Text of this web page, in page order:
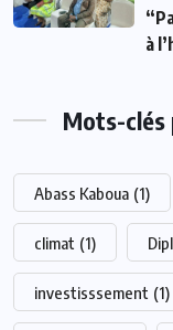
à
Mots-clés
Abass Kaboua (1)
climat (1)
investisssement (1)